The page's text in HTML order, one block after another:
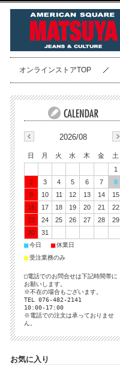
オンラインストアTOP
2026/08
日 月 火 水 木 金
土
1
2
3 4 5 6 7
8
9
10 11 12 13 14
15
16
17 18 19 20 21
22
23
24 25 26 27 28
29
30
31
■今日 ■休業日
■受注業務のみ
□電話でのお問合せは下記時間帯に
お願いします。
※不在の場合もございます。
TEL 076-482-2141
10:00-17:00
※電話での注文は承っておりませ
ん。
お気に入り